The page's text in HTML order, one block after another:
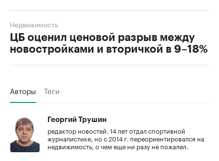
ЦБ оценил ценовой разрыв между
новостройками и вторичкой в 9–18%
Недвижимость
Авторы Теги
Георгий Трушин
редактор новостей. 14 лет отдал спортивной
журналистике, но с 2014 г. переориентировался на
недвижимость, о чем еще ни разу не пожалел.